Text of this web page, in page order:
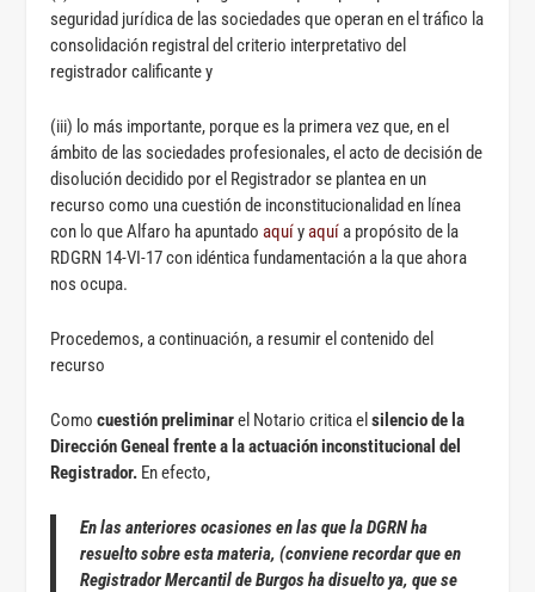
seguridad jurídica de las sociedades que operan en el tráfico la
consolidación registral del criterio interpretativo del
registrador calificante y
(iii) lo más importante, porque es la primera vez que, en el
ámbito de las sociedades profesionales, el acto de decisión de
disolución decidido por el Registrador se plantea en un
recurso como una cuestión de inconstitucionalidad en línea
con lo que Alfaro ha apuntadoaquíyaquía propósito de la
RDGRN 14-VI-17 con idéntica fundamentación a la que ahora
nos ocupa.
Procedemos, a continuación, a resumir el contenido del
recurso
Comocuestión preliminarel Notario critica elsilencio de la
Dirección Geneal frente a la actuación inconstitucional del
Registrador. En efecto,
En las anteriores ocasiones en las que la DGRN ha
resuelto sobre esta materia, (conviene recordar que en
Registrador Mercantil de Burgos ha disuelto ya, que se